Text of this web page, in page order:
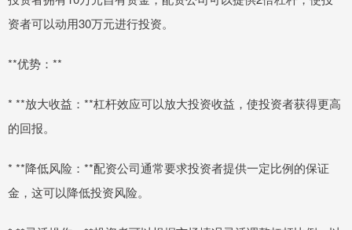
资者可以动用30万元进行投资。
**优势：**
* **放大收益：**杠杆效应可以放大投资收益，使投资者获得更高
的回报。
* **降低风险：**配资公司通常要求投资者提供一定比例的保证
金，这可以降低投资风险。